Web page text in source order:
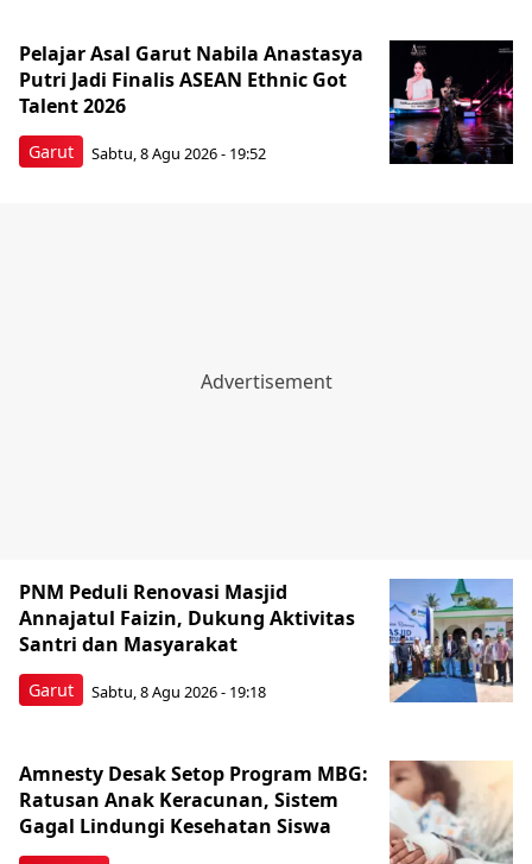
Garut
Pelajar Asal Garut Nabila Anastasya
Putri Jadi Finalis ASEAN Ethnic Got
Talent 2026
Sabtu, 8 Agu 2026 - 19:52
Garut
PNM Peduli Renovasi Masjid
Annajatul Faizin, Dukung Aktivitas
Santri dan Masyarakat
Sabtu, 8 Agu 2026 - 19:18
Amnesty Desak Setop Program MBG:
Ratusan Anak Keracunan, Sistem
Gagal Lindungi Kesehatan Siswa